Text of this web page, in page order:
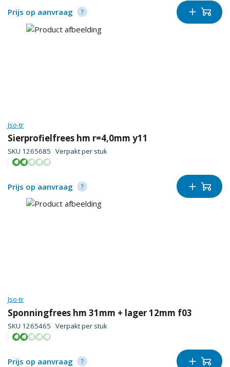
Prijs op aanvraag
Jso-tr
Sierprofielfrees hm r=4,0mm y11
SKU 1265685 Verpakt per stuk
Prijs op aanvraag
Jso-tr
Sponningfrees hm 31mm + lager 12mm f03
SKU 1265465 Verpakt per stuk
Prijs op aanvraag